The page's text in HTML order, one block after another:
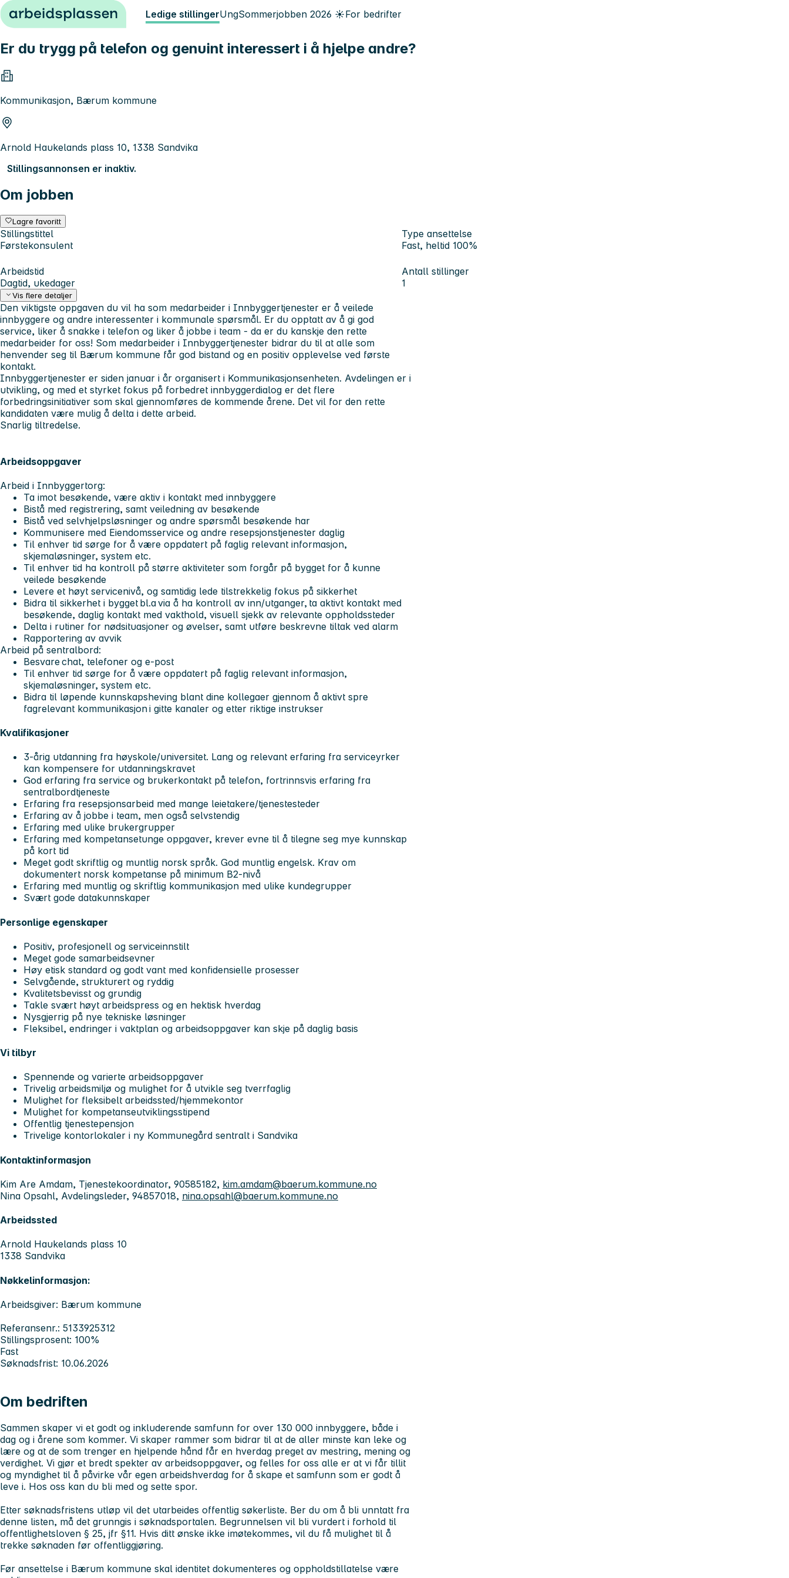
Hopp til innhold Ledige stillingerUngSommerjobben 2026 ☀️For bedrifter
Er du trygg på telefon og genuint interessert i å hjelpe andre?
Kommunikasjon, Bærum kommune
Arnold Haukelands plass 10, 1338 Sandvika
Stillingsannonsen er inaktiv.
Om jobben
Lagre favoritt
Stillingstittel
Førstekonsulent
Type ansettelse
Fast, heltid 100%
Arbeidstid
Dagtid, ukedager
Antall stillinger
1
Vis flere detaljer
Den viktigste oppgaven du vil ha som medarbeider i Innbyggertjenester er å veilede
innbyggere og andre interessenter i kommunale spørsmål. Er du opptatt av å gi god
service, liker å snakke i telefon og liker å jobbe i team - da er du kanskje den rette
medarbeider for oss! Som medarbeider i Innbyggertjenester bidrar du til at alle som
henvender seg til Bærum kommune får god bistand og en positiv opplevelse ved første
kontakt.
Innbyggertjenester er siden januar i år organisert i Kommunikasjonsenheten. Avdelingen er i
utvikling, og med et styrket fokus på forbedret innbyggerdialog er det flere
forbedringsinitiativer som skal gjennomføres de kommende årene. Det vil for den rette
kandidaten være mulig å delta i dette arbeid.
Snarlig tiltredelse.
Arbeidsoppgaver
Arbeid i Innbyggertorg:
Ta imot besøkende, være aktiv i kontakt med innbyggere
Bistå med registrering, samt veiledning av besøkende​
Bistå ved selvhjelpsløsninger og andre spørsmål besøkende har ​
Kommunisere med Eiendomsservice og andre resepsjonstjenester daglig​
Til enhver tid sørge for å være oppdatert på faglig relevant informasjon,
skjemaløsninger, system etc. ​
Til enhver tid ha kontroll på større aktiviteter som forgår på bygget for å kunne
veilede besøkende​
Levere et høyt servicenivå, og samtidig lede tilstrekkelig fokus på sikkerhet
Bidra til sikkerhet i bygget bl.a via å ha kontroll av inn/utganger, ​ta aktivt kontakt med
besøkende, daglig kontakt med vakthold, visuell sjekk av relevante oppholdssteder
Delta i rutiner for nødsituasjoner og øvelser, samt utføre beskrevne tiltak ved alarm ​
Rapportering av avvik​
Arbeid på sentralbord:
Besvare chat, telefoner og e-post​
Til enhver tid sørge for å være oppdatert på faglig relevant informasjon,
skjemaløsninger, system etc.​
Bidra til løpende kunnskapsheving blant dine kollegaer gjennom å aktivt spre
fagrelevant kommunikasjon i gitte kanaler og etter riktige instrukser​
Kvalifikasjoner
3-årig utdanning fra høyskole/universitet. Lang og relevant erfaring fra serviceyrker
kan kompensere for utdanningskravet
God erfaring fra service og brukerkontakt på telefon, fortrinnsvis erfaring fra
sentralbordtjeneste
Erfaring fra resepsjonsarbeid med mange leietakere/tjenestesteder​
Erfaring av å jobbe i team, men også selvstendig
Erfaring med ulike brukergrupper​
Erfaring med kompetansetunge oppgaver​, krever evne til å tilegne seg mye kunnskap
på kort tid
Meget godt skriftlig og muntlig norsk språk​. God muntlig engelsk. Krav om
dokumentert norsk kompetanse på minimum B2-nivå
Erfaring med muntlig og skriftlig kommunikasjon med ulike kundegrupper​
Svært gode datakunnskaper ​
Personlige egenskaper
Positiv, profesjonell og serviceinnstilt​
Meget gode samarbeidsevner​
Høy etisk standard og godt vant med konfidensielle prosesser​
Selvgående, strukturert og ryddig​
Kvalitetsbevisst og grundig​
Takle svært høyt arbeidspress og en hektisk hverdag​
Nysgjerrig på nye tekniske løsninger
Fleksibel, endringer i vaktplan og arbeidsoppgaver kan skje på daglig basis​
Vi tilbyr
Spennende og varierte arbeidsoppgaver
Trivelig arbeidsmiljø og mulighet for å utvikle seg tverrfaglig
Mulighet for fleksibelt arbeidssted/hjemmekontor
Mulighet for kompetanseutviklingsstipend
Offentlig tjenestepensjon
Trivelige kontorlokaler i ny Kommunegård sentralt i Sandvika
Kontaktinformasjon
Kim Are Amdam, Tjenestekoordinator, 90585182, kim.amdam@baerum.kommune.no
Nina Opsahl, Avdelingsleder, 94857018, nina.opsahl@baerum.kommune.no
Arbeidssted
Arnold Haukelands plass 10
1338 Sandvika
Nøkkelinformasjon:
Arbeidsgiver: Bærum kommune
Referansenr.: 5133925312
Stillingsprosent: 100%
Fast
Søknadsfrist: 10.06.2026
Om bedriften
Sammen skaper vi et godt og inkluderende samfunn for over 130 000 innbyggere, både i
dag og i årene som kommer. Vi skaper rammer som bidrar til at de aller minste kan leke og
lære og at de som trenger en hjelpende hånd får en hverdag preget av mestring, mening og
verdighet. Vi gjør et bredt spekter av arbeidsoppgaver, og felles for oss alle er at vi får tillit
og myndighet til å påvirke vår egen arbeidshverdag for å skape et samfunn som er godt å
leve i. Hos oss kan du bli med og sette spor.
Etter søknadsfristens utløp vil det utarbeides offentlig søkerliste. Ber du om å bli unntatt fra
denne listen, må det grunngis i søknadsportalen. Begrunnelsen vil bli vurdert i forhold til
offentlighetsloven § 25, jfr §11. Hvis ditt ønske ikke imøtekommes, vil du få mulighet til å
trekke søknaden før offentliggjøring.
Før ansettelse i Bærum kommune skal identitet dokumenteres og oppholdstillatelse være